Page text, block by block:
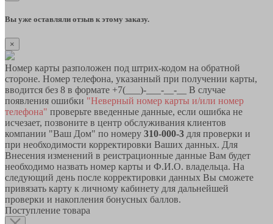
Вы уже оставляли отзыв к этому заказу.
×
Номер карты разположен под штрих-кодом на обратной
стороне. Номер телефона, указанный при получении карты,
вводится без 8 в формате +7(___)-___-__-__ В случае
появления ошибки "Неверный номер карты и/или номер
телефона" проверьте введенные данные, если ошибка не
исчезает, позвоните в центр обслуживания клиентов
компании "Ваш Дом" по номеру 310-000-3 для проверки и
при необходимости корректировки Ваших данных. Для
Внесения изменений в реистрационные данные Вам будет
необходимо назвать номер карты и Ф.И.О. владельца. На
следующий день после корректировки данных Вы сможете
привязать карту к личному кабинету для дальнейшей
проверки и накопления бонусных баллов.
Поступление товара